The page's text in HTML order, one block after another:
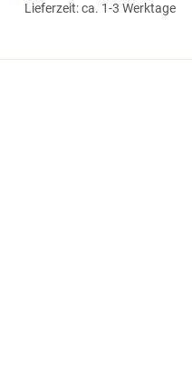
Lieferzeit: ca. 1-3 Werktage